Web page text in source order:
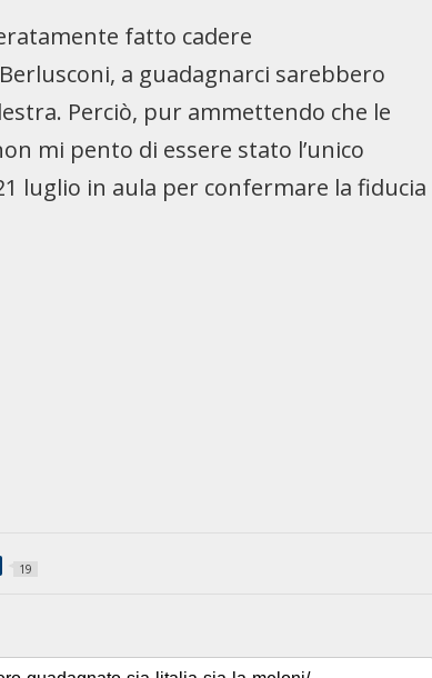
fatto cadere
a guadagnarci sarebbero
Perciò, pur ammettendo che le
mi pento di essere stato l’unico
luglio in aula per confermare la fiducia
19